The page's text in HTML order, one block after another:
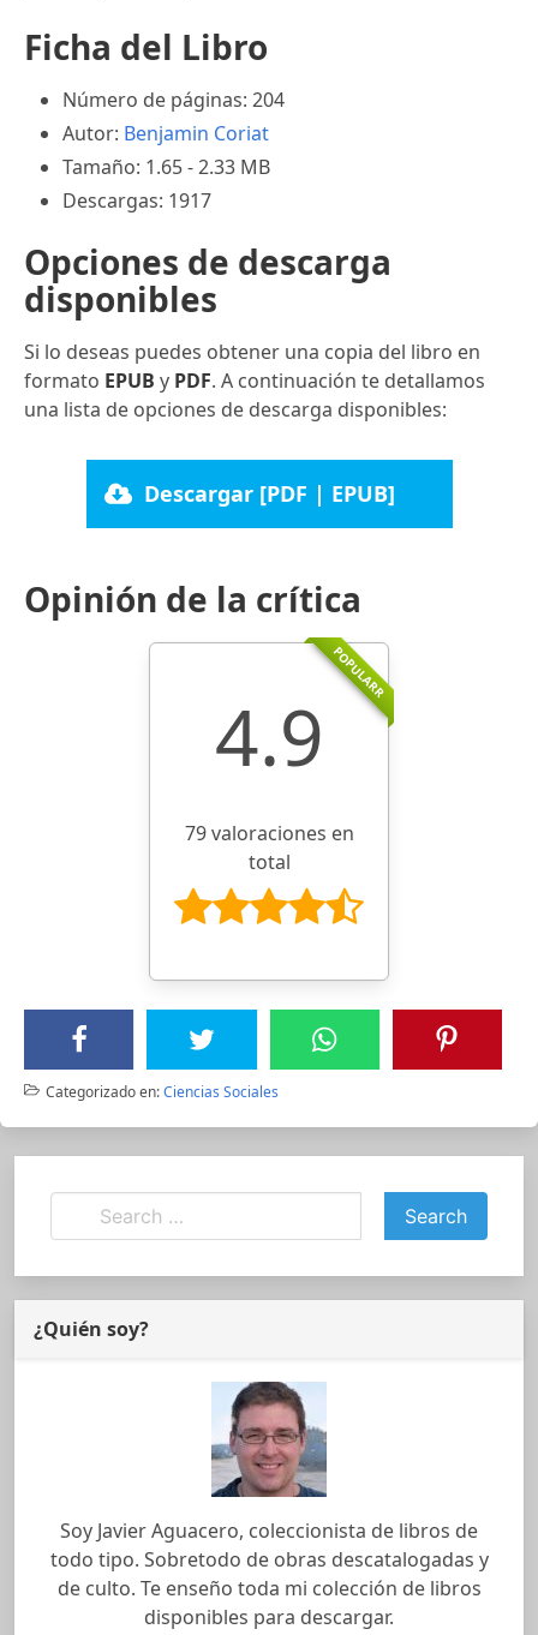
Ficha del Libro
Número de páginas: 204
Autor: Benjamin Coriat
Tamaño: 1.65 - 2.33 MB
Descargas: 1917
Opciones de descarga
disponibles
Si lo deseas puedes obtener una copia del libro en
formato EPUB y PDF. A continuación te detallamos
una lista de opciones de descarga disponibles:
Descargar [PDF | EPUB]
Opinión de la crítica
POPULARR
4.9
79 valoraciones en
total
Categorizado en:Ciencias Sociales
¿Quién soy?
Soy Javier Aguacero, coleccionista de libros de
todo tipo. Sobretodo de obras descatalogadas y
de culto. Te enseño toda mi colección de libros
disponibles para descargar.